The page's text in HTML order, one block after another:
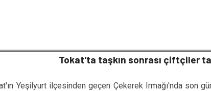
Tokat'ta taşkın sonrası çiftçiler
Yeşilyurt ilçesinden geçen Çekerek Irmağı'nda son